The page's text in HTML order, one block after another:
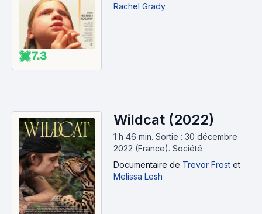
7.3
Rachel Grady
Wildcat (2022)
1 h 46 min. Sortie : 30 décembre
2022 (France). Société
Documentaire de Trevor Frost et
Melissa Lesh